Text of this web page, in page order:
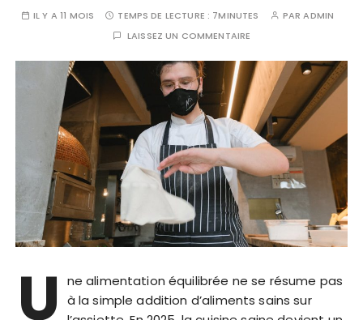
IL Y A 11 MOIS TEMPS DE LECTURE : 7MINUTES PARADMIN
LAISSEZ UN COMMENTAIRE
U
ne alimentation équilibrée ne se résume pas
à la simple addition d’aliments sains sur